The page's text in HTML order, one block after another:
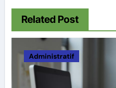
Related Post
Administratif